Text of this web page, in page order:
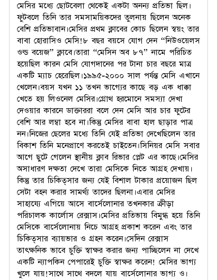
মেসির মধ্যে ছোটবেলা থেকেই একটা অনন্য প্রতিভা ছিল।
ফুটবলে তিনি তার সমসাময়িকদের তুলনায় ছিলেন অনেক
বেশি প্রতিভাবান।মেসির প্রথম ক্লাবের কোচ ছিলেন স্বয়ং তার
বাবা হোরাসিও মেসি!৮ বছর বয়সে যোগ দেন “নিউওয়েলস
ওল্ড বয়েজ” ক্লাবে।তারা “মেসিন অব ৮৭” নামে পরিচিত
হয়েছিল কারন মেসি যোগদানের পর টানা চার বছরে মাত্র
একটি ম্যাচ হেরেছিল।১৯৯৫-২০০০ সাল পর্যন্ত মেসি এখানে
খেলেন।বয়স যখন ১১ তখন ভাগ্যের কাছে বড় এক ধাক্কা
খেতে হয় লিওনেল মেসির।গ্রোথ হরমোনে সমস্যা দেখা
দেওয়ার কারনে ডাক্তাররা বলে দেন মেসি আর চার ফুটের
বেশি আর লম্বা হবে না।কিন্তু মেসির বাবা হাল ছাড়ার পাত্র
নন।নিজের ছেলের মধ্যে তিনি যেই প্রতিভা দেখেছিলেন তার
বিকাশ তিনি মনেপ্রাণে করতেই চাইতেন।সিনিয়র মেসি সবার
আগে ছুটে গেলেন স্থানীয় ক্লাব রিভার প্লেট এর কাছে।মেসির
অসাধারণ দক্ষতা দেখে তারা মেসিকে নিতে আগ্রহ দেখায়।
কিন্তু তার চিকিত্সার জন্য যেই বিশাল টাকার প্রয়োজন ছিল
সেটা বহন করার সামর্থ্য তাদের ছিলনা।এবার মেসির
সাহায্যে এগিয়ে আসে বার্সেলোনার তখনকার ক্রীড়া
পরিচালক কার্লোস রেক্সাস।মেসির প্রতিভায় বিমুগ্ধ হয়ে তিনি
মেসিকে বার্সেলোনায় নিচে আগ্রহ প্রকাশ করেন এবং তার
চিকিত্সার ব্যায়ভার ও গ্রহন করেন।সেদিন রেক্সাস
তাৎক্ষনিক ভাবে চুক্তি স্বাক্ষর করার জন্য পাচ্ছিলেন না দেখে
একটি ন্যাপকিন পেপারেই চুক্তি স্বাক্ষর করেন! মেসির ভাগ্য
খুলে যায়!সাথে সাথে বদলে যায় বার্সেলোনার ভাগ্য ও।